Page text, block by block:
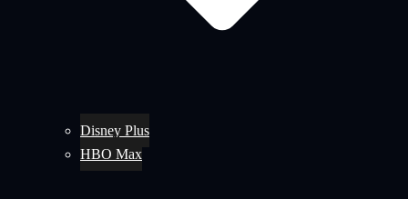
Disney Plus
HBO Max